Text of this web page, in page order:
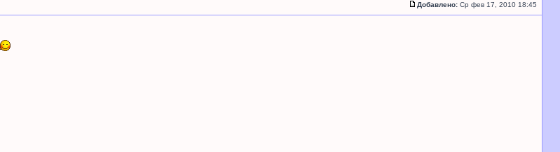
Добавлено: Ср фев 17, 2010 18:45